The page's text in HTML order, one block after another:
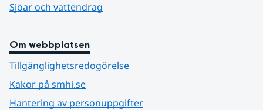
Sjöar och vattendrag
Om webbplatsen
Tillgänglighetsredogörelse
Kakor på smhi.se
Hantering av personuppgifter